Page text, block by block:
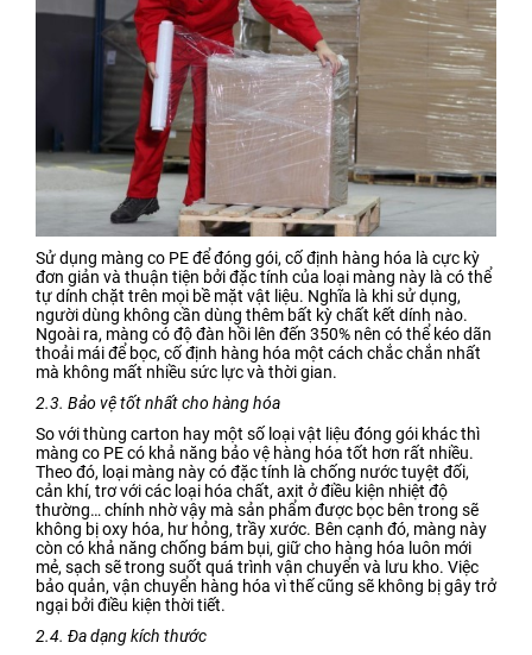
Sử dụng màng co PE để đóng gói, cố định hàng hóa là cực kỳ
đơn giản và thuận tiện bởi đặc tính của loại màng này là có thể
tự dính chặt trên mọi bề mặt vật liệu. Nghĩa là khi sử dụng,
người dùng không cần dùng thêm bất kỳ chất kết dính nào.
Ngoài ra, màng có độ đàn hồi lên đến 350% nên có thể kéo dãn
thoải mái để bọc, cố định hàng hóa một cách chắc chắn nhất
mà không mất nhiều sức lực và thời gian.
2.3. Bảo vệ tốt nhất cho hàng hóa
So với thùng carton hay một số loại vật liệu đóng gói khác thì
màng co PE có khả năng bảo vệ hàng hóa tốt hơn rất nhiều.
Theo đó, loại màng này có đặc tính là chống nước tuyệt đối,
cản khí, trơ với các loại hóa chất, axit ở điều kiện nhiệt độ
thường… chính nhờ vậy mà sản phẩm được bọc bên trong sẽ
không bị oxy hóa, hư hỏng, trầy xước. Bên cạnh đó, màng này
còn có khả năng chống bám bụi, giữ cho hàng hóa luôn mới
mẻ, sạch sẽ trong suốt quá trình vận chuyển và lưu kho. Việc
bảo quản, vận chuyển hàng hóa vì thế cũng sẽ không bị gây trở
ngại bởi điều kiện thời tiết.
2.4. Đa dạng kích thước